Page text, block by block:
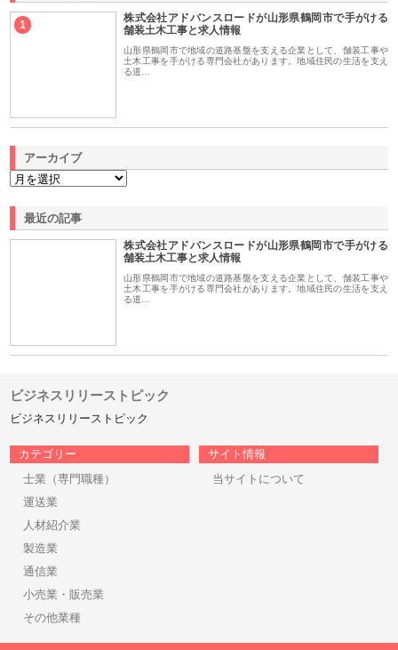
1
株式会社アドバンスロードが山形県鶴岡市で手がける
舗装土木工事と求人情報
山形県鶴岡市で地域の道路基盤を支える企業として、舗装工事や
土木工事を手がける専門会社があります。地域住民の生活を支え
る道…
アーカイブ
最近の記事
株式会社アドバンスロードが山形県鶴岡市で手がける
舗装土木工事と求人情報
山形県鶴岡市で地域の道路基盤を支える企業として、舗装工事や
土木工事を手がける専門会社があります。地域住民の生活を支え
る道…
ビジネスリリーストピック
ビジネスリリーストピック
カテゴリー
士業（専門職種）
運送業
人材紹介業
製造業
通信業
小売業・販売業
その他業種
サイト情報
当サイトについて